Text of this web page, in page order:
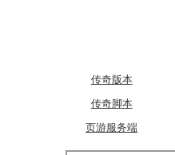
传奇版本
传奇脚本
页游服务端